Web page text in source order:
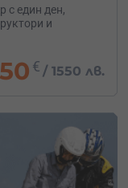
с един ден,
и
€ / 1550 лв.